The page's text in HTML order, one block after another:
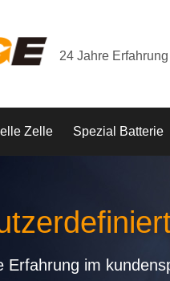
24 Jahre
Zelle Spezial Batterie
Erfahrung im